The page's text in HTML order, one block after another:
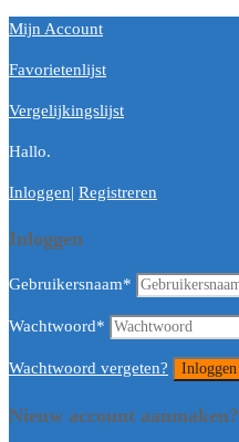
Mijn Account
Favorietenlijst
Vergelijkingslijst
Hallo.
Inloggen| Registreren
Inloggen
Gebruikersnaam*
Wachtwoord*
Wachtwoord vergeten?
Nieuw account aanmaken?